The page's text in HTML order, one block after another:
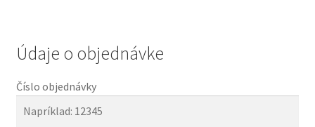
Údaje o objednávke
Číslo objednávky